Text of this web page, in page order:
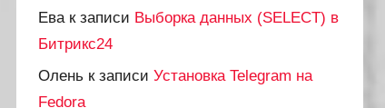
Ева к записи Выборка данных (SELECT) в
Битрикс24
Олень к записиУстановка Telegram на
Fedora